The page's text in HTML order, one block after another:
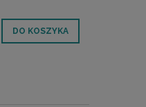
DO KOSZYKA